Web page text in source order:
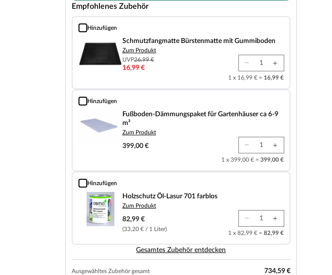
Empfohlenes Zubehör
Hinzufügen
Schmutzfangmatte Bürstenmatte mit Gummiboden
Schmutzfangmatte Bürstenmatte mit Gummiboden
Zum Produkt
UVP26,99 €
16,99 €
1 x 16,99 € = 16,99 €
Hinzufügen
Fußboden-Dämmungspaket für Gartenhäuser ca 6-9 m²
Fußboden-Dämmungspaket für Gartenhäuser ca 6-9
m²
Zum Produkt
399,00 €
1 x 399,00 € = 399,00 €
Hinzufügen
Holzschutz Öl-Lasur 701 farblos
Holzschutz Öl-Lasur 701 farblos
Zum Produkt
82,99 €
(33,20 € / 1 Liter)
1 x 82,99 € = 82,99 €
Gesamtes Zubehör entdecken
Ausgewähltes Zubehör gesamt 734,59 €